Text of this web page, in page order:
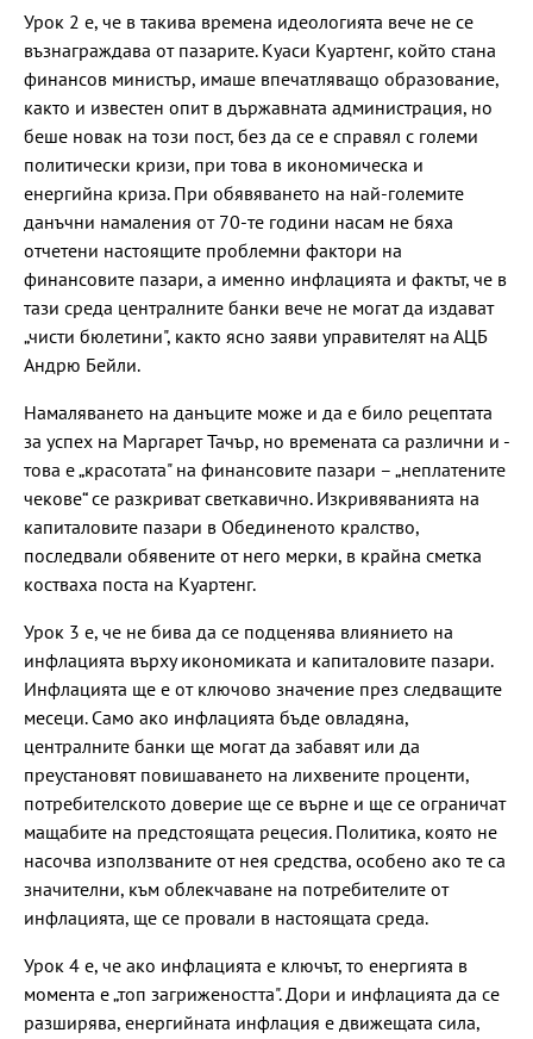
Урок 2 е, че в такива времена идеологията вече не се
възнаграждава от пазарите. Куаси Куартенг, който стана
финансов министър, имаше впечатляващо образование,
както и известен опит в държавната администрация, но
беше новак на този пост, без да се е справял с големи
политически кризи, при това в икономическа и
енергийна криза. При обявяването на най-големите
данъчни намаления от 70-те години насам не бяха
отчетени настоящите проблемни фактори на
финансовите пазари, а именно инфлацията и фактът, че в
тази среда централните банки вече не могат да издават
„чисти бюлетини", както ясно заяви управителят на АЦБ
Андрю Бейли.
Намаляването на данъците може и да е било рецептата
за успех на Маргарет Тачър, но времената са различни и -
това е „красотата" на финансовите пазари – „неплатените
чекове“ се разкриват светкавично. Изкривяванията на
капиталовите пазари в Обединеното кралство,
последвали обявените от него мерки, в крайна сметка
костваха поста на Куартенг.
Урок 3 е, че не бива да се подценява влиянието на
инфлацията върху икономиката и капиталовите пазари.
Инфлацията ще е от ключово значение през следващите
месеци. Само ако инфлацията бъде овладяна,
централните банки ще могат да забавят или да
преустановят повишаването на лихвените проценти,
потребителското доверие ще се върне и ще се ограничат
мащабите на предстоящата рецесия. Политика, която не
насочва използваните от нея средства, особено ако те са
значителни, към облекчаване на потребителите от
инфлацията, ще се провали в настоящата среда.
Урок 4 е, че ако инфлацията е ключът, то енергията в
момента е „топ загрижеността". Дори и инфлацията да се
разширява, енергийната инфлация е движещата сила,